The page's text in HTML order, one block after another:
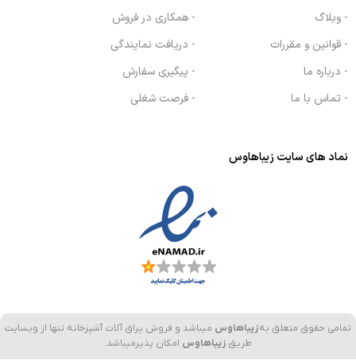
- وبلاگ
- قوانین و مقررات
- درباره ما
- تماس با ما
- همکاری در فروش
- دریافت نمایندگی
- پیگیری سفارش
- فرصت شغلی
نماد های سایت زیباهاوس
تمامی حقوق متعلق بهزیباهاوس میباشد و فروش یراق آلات آشپزخانه تنها از وبسایت
طریق زیباهاوس امکان پذیرمیباشد.